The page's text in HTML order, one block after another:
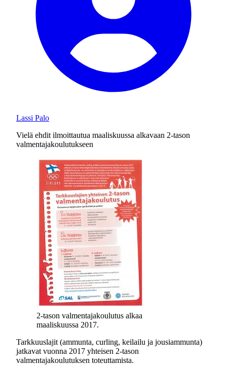
Lassi Palo
Vielä ehdit ilmoittautua maaliskuussa alkavaan 2-tason
valmentajakoulutukseen
2-tason valmentajakoulutus alkaa
maaliskuussa 2017.
Tarkkuuslajit (ammunta, curling, keilailu ja jousiammunta)
jatkavat vuonna 2017 yhteisen 2-tason
valmentajakoulutuksen toteuttamista.